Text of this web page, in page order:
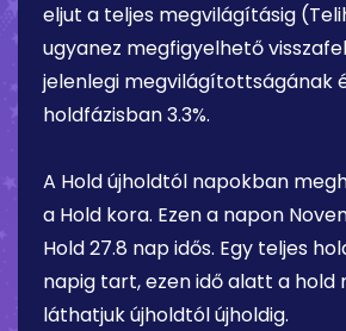
eljut a teljes megvilágításig
ugyanez megfigyelhető
jelenlegi megvilágítottságának
holdfázisban3.3%.
A Hold újholdtól napokban
a Hold kora. Ezen a napon
Hold27.8 napidős. Egy teljes
napig tart, ezen idő alatt a hold
láthatjuk újholdtól újholdig.